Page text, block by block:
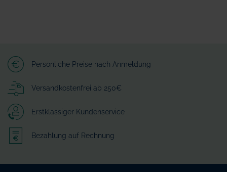
Persönliche Preise nach Anmeldung
Versandkostenfrei ab 250€
Erstklassiger Kundenservice
Bezahlung auf Rechnung